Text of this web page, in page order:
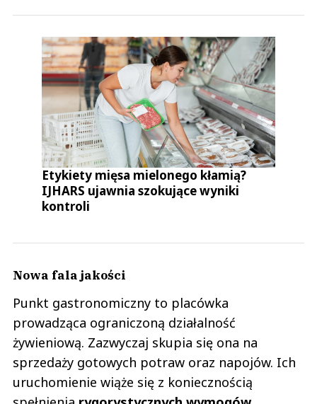
Etykiety mięsa mielonego kłamią?
IJHARS ujawnia szokujące wyniki
kontroli
Nowa fala jakości
Punkt gastronomiczny to placówka
prowadząca ograniczoną działalność
żywieniową. Zazwyczaj skupia się ona na
sprzedaży gotowych potraw oraz napojów. Ich
uruchomienie wiąże się z koniecznością